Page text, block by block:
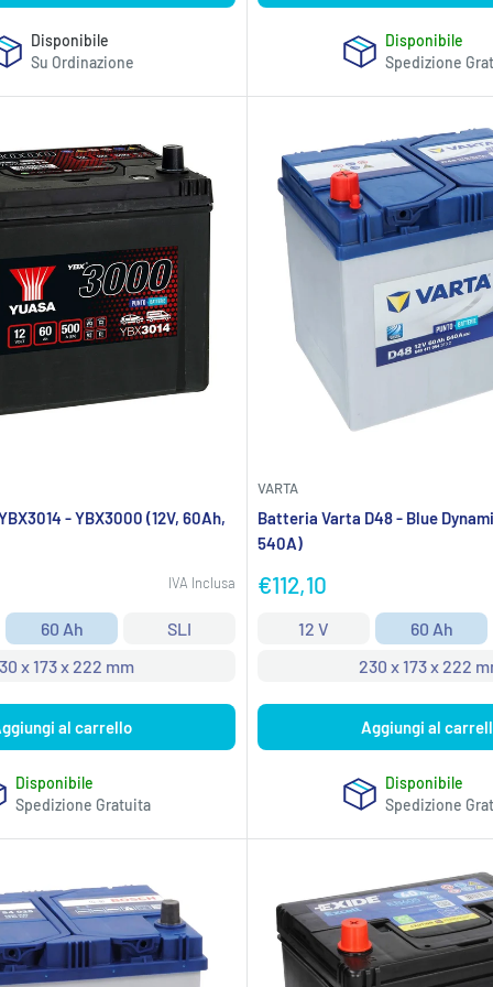
Disponibile
Su Ordinazione
Disponibile
Spedizione
- YBX3000 (12V, 60Ah,
IVA Inclusa
60 Ah
SLI
x 173 x 222 mm
al carrello
Disponibile
Spedizione Gratuita
VARTA
Batteria Varta D48 - Blue
540A)
Prezzo
€112,10
60 Ah
12 V
230 x 173 x 222
Aggiungi al
Disponibile
Spedizione